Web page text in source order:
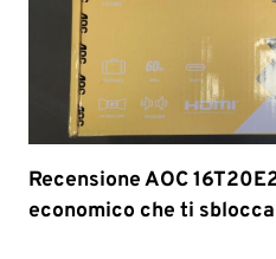
Recensione AOC
economico che ti